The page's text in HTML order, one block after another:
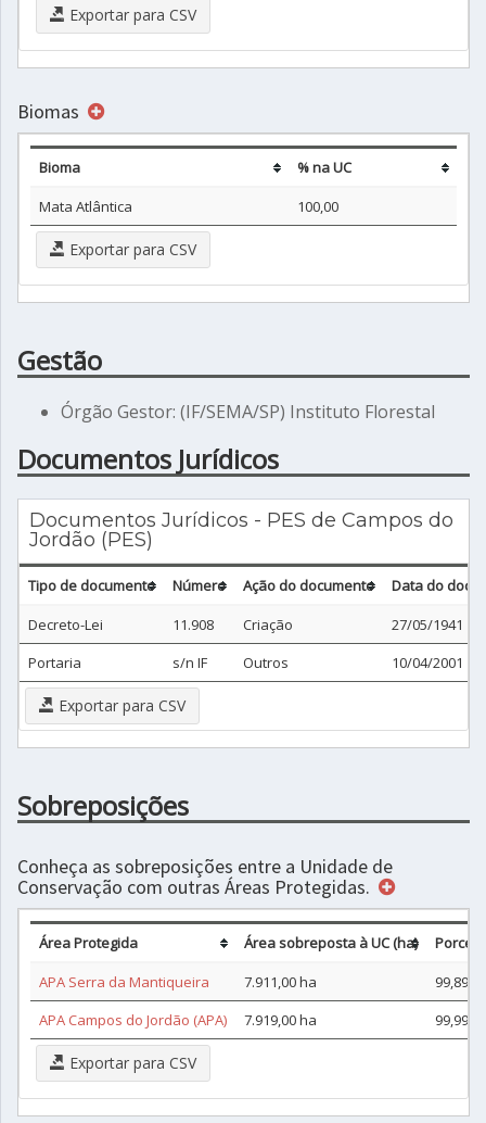
Exportar para CSV
Biomas
Bioma
% na UC
Mata Atlântica
100,00
Exportar para CSV
Gestão
Órgão Gestor: (IF/SEMA/SP) Instituto Florestal
Documentos Jurídicos
Documentos Jurídicos - PES de Campos do
Jordão (PES)
Tipo de documento Número Ação do documento
Data do
Decreto-Lei
11.908 Criação
27/05/1941
Portaria
s/n IF Outros 10/04/2001
Exportar para CSV
Sobreposições
Conheça as sobreposições entre a Unidade de
Conservação com outras Áreas Protegidas.
Área Protegida Área sobreposta à UC (ha)
APA Serra da Mantiqueira
7.911,00 ha
99,89%
APA Campos do Jordão (APA)
7.919,00 ha 99,99%
Exportar para CSV